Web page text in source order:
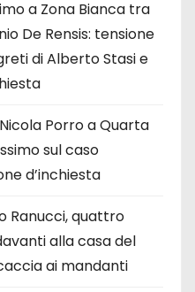
a Zona Bianca tra
De Rensis: tensione
di Alberto Stasi e
Porro a Quarta
sul caso
d’inchiesta
Ranucci, quattro
alla casa del
ai mandanti